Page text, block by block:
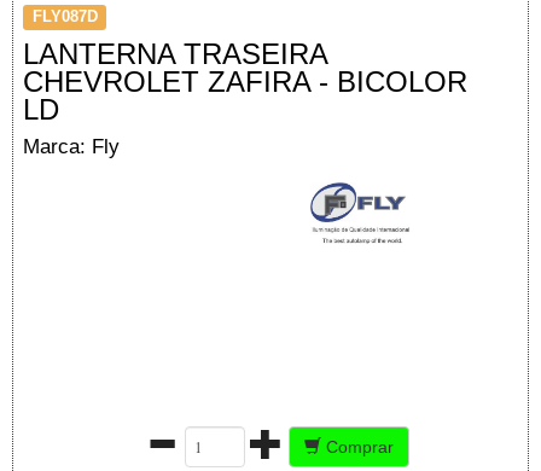
FLY087D
LANTERNA TRASEIRA
CHEVROLET ZAFIRA - BICOLOR
LD
Marca: Fly
Comprar